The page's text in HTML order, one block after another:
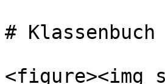
#
<figure><img